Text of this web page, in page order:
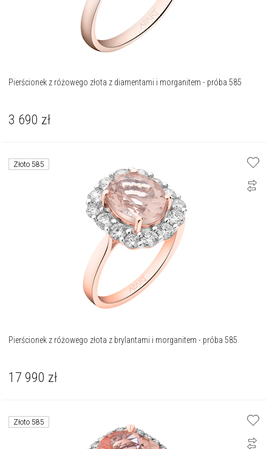
Pierścionek z różowego złota z diamentami i morganitem - próba 585
3 690 zł
Złoto 585
Pierścionek z różowego złota z brylantami i morganitem - próba 585
17 990 zł
Złoto 585